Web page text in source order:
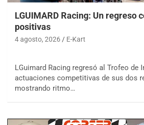
LGUIMARD Racing: Un regreso
positivas
4 agosto, 2026 E-Kart
LGuimard Racing regresó al Trofeo de
actuaciones competitivas de sus dos
mostrando ritmo…